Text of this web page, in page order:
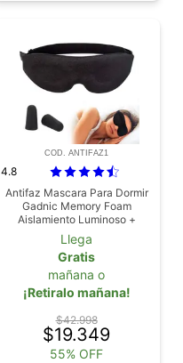
COD. ANTIFAZ1
4.8
Antifaz Mascara Para Dormir
Gadnic Memory Foam
Aislamiento Luminoso +
Tapones de Oído
Llega
Gratis
mañana o
¡Retiralo mañana!
$42.998
$19.349
55% OFF